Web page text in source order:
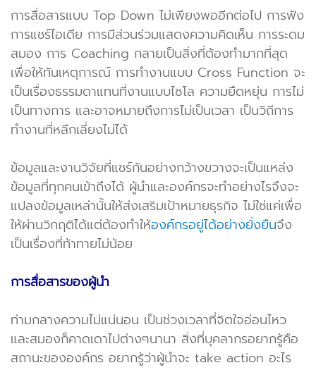
การสื่อสารแบบ Top Down ไม่เพียงพออีกต่อไป การฟัง
การแชร์ไอเดีย การมีส่วนร่วมแสดงความคิดเห็น การระดม
สมอง การ Coaching กลายเป็นสิ่งที่ต้องทำมากที่สุด
เพื่อให้ทันเหตุการณ์ การทำงานแบบ Cross Function จะ
เป็นเรื่องธรรมดาแทนที่งานแบบไซโล ความยืดหยุ่น การไม่
เป็นทางการ และอาจหมายถึงการไม่เป็นเวลา เป็นวิถีการ
ทำงานที่หลีกเลี่ยงไม่ได้
ข้อมูลและงานวิจัยที่แชร์กันอย่างกว้างขวางจะเป็นแหล่ง
ข้อมูลที่ทุกคนเข้าถึงได้ ผู้นำและองค์กรจะทำอย่างไรจึงจะ
แปลงข้อมูลเหล่านั้นให้ส่งเสริมเป้าหมายธุรกิจ ไม่ใช่แค่เพื่อ
ให้ผ่านวิกฤติได้แต่ต้องทำให้องค์กรอยู่ได้อย่างยั่งยืนจึง
เป็นเรื่องที่ท้าทายไม่น้อย
การสื่อสารของผู้นำ
ท่ามกลางความไม่แน่นอน เป็นช่วงเวลาที่จิตใจอ่อนไหว
และสมองก็คาดเดาไปต่างๆนานา สิ่งที่บุคลากรอยากรู้คือ
สถานะขององค์กร อยากรู้ว่าผู้นำจะ take action อะไร